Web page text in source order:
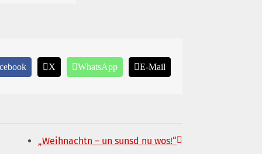
X WhatsApp E-Mail
„Weihnachtn – un sunsd nu wos!“